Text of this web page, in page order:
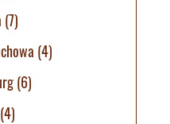
(7)
(4)
(6)